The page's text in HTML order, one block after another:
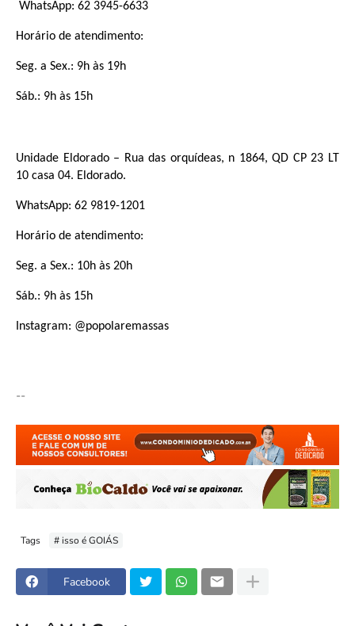
WhatsApp: 62 3945-6633
Horário de atendimento:
Seg. a Sex.: 9h às 19h
Sáb.: 9h às 15h
Unidade Eldorado – Rua das orquídeas, n 1864, QD CP 23 LT
10 casa 04. Eldorado.
WhatsApp: 62 9819-1201
Horário de atendimento:
Seg. a Sex.: 10h às 20h
Sáb.: 9h às 15h
Instagram: @popolaremassas
--
Tags # isso é GOIÁS
Facebook